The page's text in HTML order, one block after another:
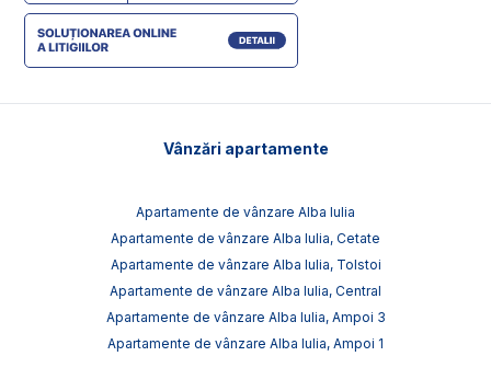
Vânzări apartamente
Apartamente de vânzare Alba Iulia
Apartamente de vânzare Alba Iulia, Cetate
Apartamente de vânzare Alba Iulia, Tolstoi
Apartamente de vânzare Alba Iulia, Central
Apartamente de vânzare Alba Iulia, Ampoi 3
Apartamente de vânzare Alba Iulia, Ampoi 1